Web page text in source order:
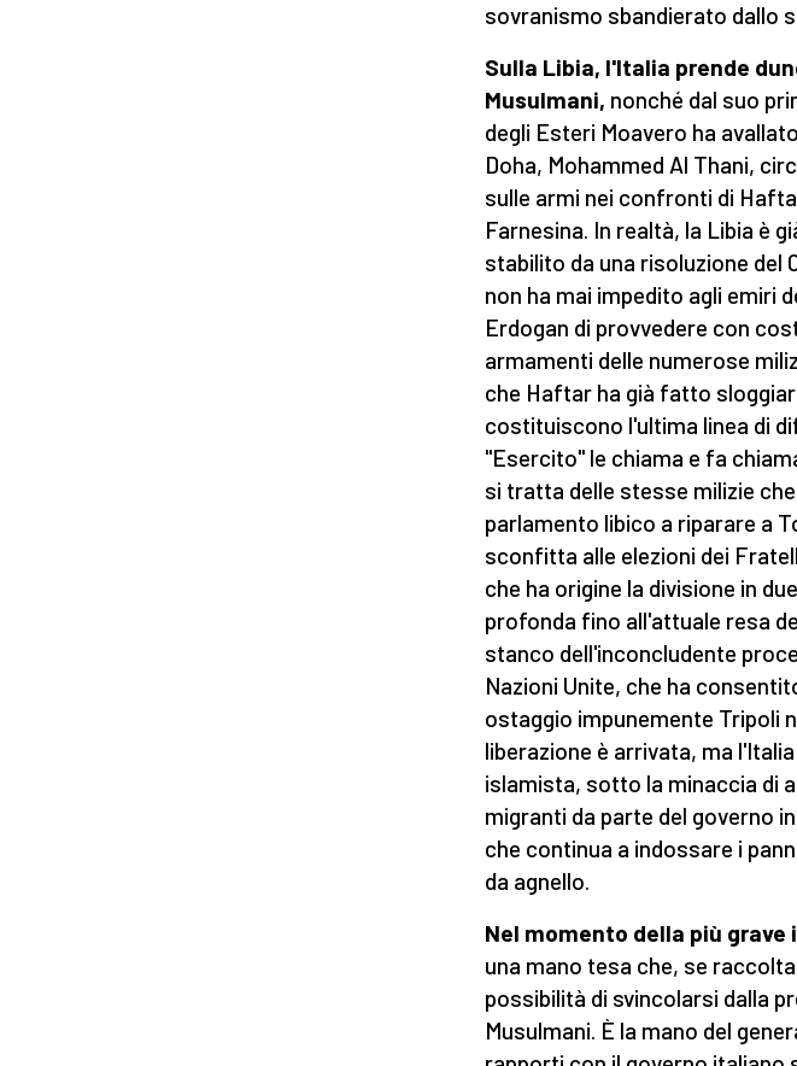
sovranismo sbandierato dallo
Sulla Libia, l'Italia prende
Musulmani, nonché dal suo
degli Esteri Moavero ha
Doha, Mohammed Al Thani,
sulle armi nei confronti di
Farnesina. In realtà, la Libia è
stabilito da una risoluzione del
non ha mai impedito agli emiri
Erdogan di provvedere con
armamenti delle numerose
che Haftar ha già fatto
costituiscono l'ultima linea di
"Esercito" le chiama e fa
si tratta delle stesse milizie
parlamento libico a riparare a
sconfitta alle elezioni dei
che ha origine la divisione in
profonda fino all'attuale resa
stanco dell'inconcludente
Nazioni Unite, che ha
ostaggio impunemente Tripoli
liberazione è arrivata, ma
islamista, sotto la minaccia di
migranti da parte del governo
che continua a indossare i
da agnello.
Nel momento della più grave
una mano tesa che, se
possibilità di svincolarsi dalla
Musulmani. È la mano del